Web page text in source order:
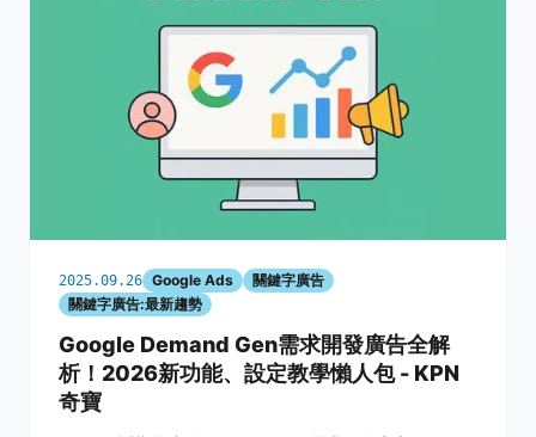
2025.09.26 Google Ads
關鍵字廣告
關鍵字廣告:最新趨勢
Google Demand Gen需求開發廣告全解
析！2026新功能、設定教學懶人包 - KPN
奇寶